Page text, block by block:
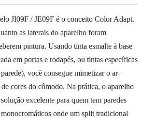
JI09F / JE09F é o conceito Color Adapt.
as laterais do aparelho foram
pintura. Usando tinta esmalte à base
em portas e rodapés, ou tintas específicas
você consegue mimetizar o ar-
cores do cômodo. Na prática, o aparelho
excelente para quem tem paredes
onde um split tradicional